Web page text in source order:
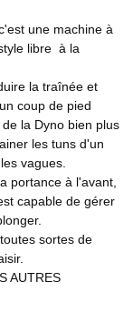
une machine à
libre à la
la traînée et
coup de pied
la Dyno bien plus
les tuns d'un
vagues.
portance à l'avant,
capable de gérer
sortes de
AUTRES